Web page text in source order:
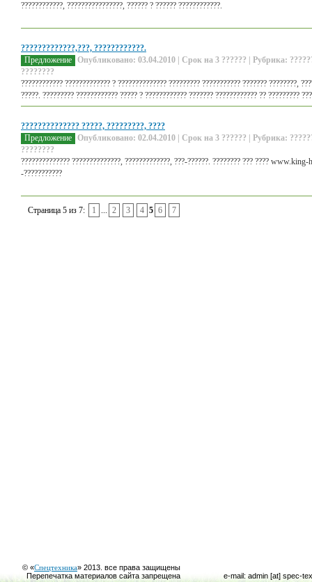
????????????, ????????????????, ?????? ? ?????? ????????????.
?????????????,???, ????????????.
Предложение Опубликовано: 03.04.2010 | Срок на 3 ?????? | Рубрика:
????????
???????????? ????????????? ? ?????????????? ????????? ??????????? ??????? ????????,
?????. ????????? ???????????? ????? ? ???????????? ??????? ???????????? ?? ?????????
?????????????? ?????, ?????????, ????
Предложение Опубликовано: 02.04.2010 | Срок на 3 ?????? | Рубрика:
????????
?????????????? ??????????????, ?????????????, ???-??????. ???????? ??? ????
-???????????
Страница 5 из 7: 1 ... 2 3 4 5 6 7
© «Спецтехника» 2013. все права защищены
Перепечатка материалов сайта запрещена
e-mail: admin [at] spec-